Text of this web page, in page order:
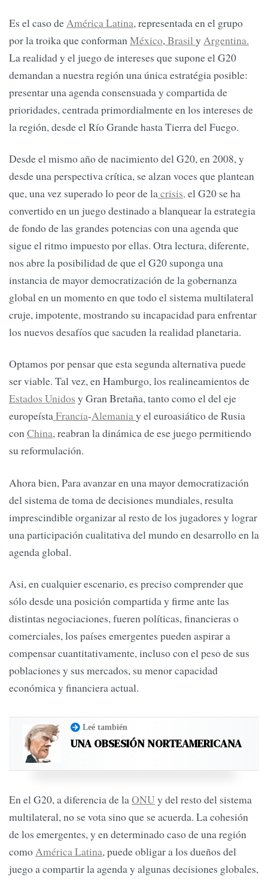
Es el caso deAmérica Latina, representada en el grupo
por la troika que conformanMéxico,Brasil y Argentina.
La realidad y el juego de intereses que supone el G20
demandan a nuestra región una única estratégia posible:
presentar una agenda consensuada y compartida de
prioridades, centrada primordialmente en los intereses de
la región, desde el Río Grande hasta Tierra del Fuego.
Desde el mismo año de nacimiento del G20, en 2008, y
desde una perspectiva crítica, se alzan voces que plantean
que, una vez superado lo peor de lacrisis,el G20 se ha
convertido en un juego destinado a blanquear la estrategia
de fondo de las grandes potencias con una agenda que
sigue el ritmo impuesto por ellas. Otra lectura, diferente,
nos abre la posibilidad de que el G20 suponga una
instancia de mayor democratización de la gobernanza
global en un momento en que todo el sistema multilateral
cruje, impotente, mostrando su incapacidad para enfrentar
los nuevos desafíos que sacuden la realidad planetaria.
Optamos por pensar que esta segunda alternativa puede
ser viable. Tal vez, en Hamburgo, los realineamientos de
Estados Unidos y Gran Bretaña, tanto como el del eje
europeístaFrancia-Alemaniay el euroasiático de Rusia
conChina, reabran la dinámica de ese juego permitiendo
su reformulación.
Ahora bien, Para avanzar en una mayor democratización
del sistema de toma de decisiones mundiales, resulta
imprescindible organizar al resto de los jugadores y lograr
una participación cualitativa del mundo en desarrollo en la
agenda global.
Asi, en cualquier escenario, es preciso comprender que
sólo desde una posición compartida y firme ante las
distintas negociaciones, fueren políticas, financieras o
comerciales, los países emergentes pueden aspirar a
compensar cuantitativamente, incluso con el peso de sus
poblaciones y sus mercados, su menor capacidad
económica y financiera actual.
Leé también
UNA OBSESIÓN NORTEAMERICANA
En el G20, a diferencia de laONU y del resto del sistema
multilateral, no se vota sino que se acuerda. La cohesión
de los emergentes, y en determinado caso de una región
comoAmérica Latina, puede obligar a los dueños del
juego a compartir la agenda y algunas decisiones globales,